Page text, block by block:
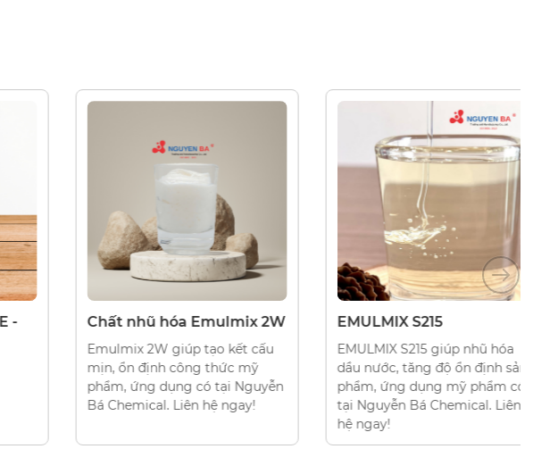
CHẤT NHŨ HÓA
Chất nhũ hóa Emulmix 2W
Emulmix 2W giúp tạo kết cấu
mịn, ổn định công thức mỹ
phẩm, ứng dụng có tại Nguyễn
Bá Chemical. Liên hệ ngay!
EMULMIX S215
EMULMIX S215 giúp nhũ hóa
dầu nước, tăng độ ổn định sản
phẩm, ứng dụng mỹ phẩm có
tại Nguyễn Bá Chemical. Liên
hệ ngay!